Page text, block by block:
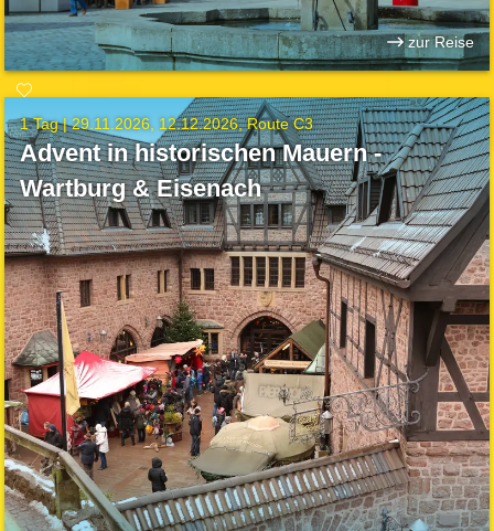
zur Reise
1 Tag |29.11.2026 12.12.2026 Route C3
Advent in historischen Mauern -
Wartburg & Eisenach